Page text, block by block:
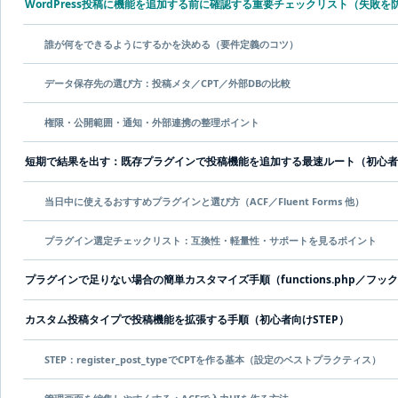
WordPress投稿に機能を追加する前に確認する重要チェックリスト（失敗を
誰が何をできるようにするかを決める（要件定義のコツ）
データ保存先の選び方：投稿メタ／CPT／外部DBの比較
権限・公開範囲・通知・外部連携の整理ポイント
短期で結果を出す：既存プラグインで投稿機能を追加する最速ルート（初心
当日中に使えるおすすめプラグインと選び方（ACF／Fluent Forms 他）
プラグイン選定チェックリスト：互換性・軽量性・サポートを見るポイント
プラグインで足りない場合の簡単カスタマイズ手順（functions.php／フッ
カスタム投稿タイプで投稿機能を拡張する手順（初心者向けSTEP）
STEP：register_post_typeでCPTを作る基本（設定のベストプラクティス）